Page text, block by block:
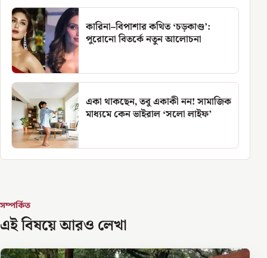
কারিনা–বিপাশার কথিত ‘চড়কাণ্ড’:
পুরোনো বিতর্কে নতুন আলোচনা
একা থাকছেন, তবু একাকী নন! সামাজিক
মাধ্যমে কেন ভাইরাল ‘সলো লাইফ’
সম্পর্কিত
এই বিষয়ে আরও লেখা